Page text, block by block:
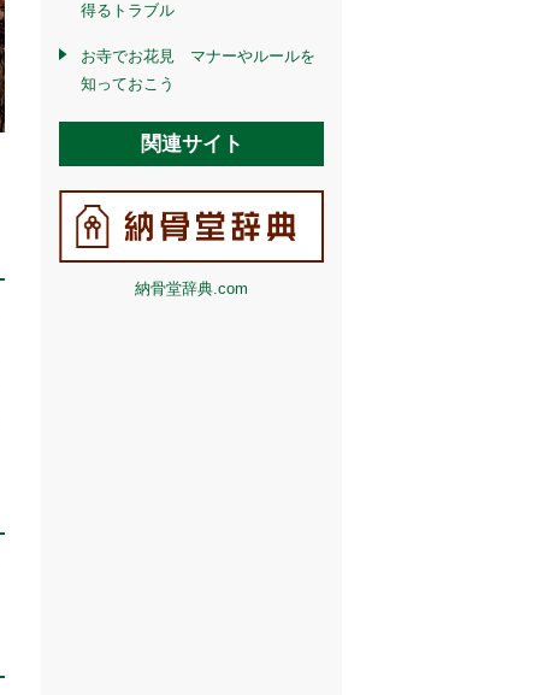
得るトラブル
お寺でお花見 マナーやルールを
知っておこう
関連サイト
納骨堂辞典.com